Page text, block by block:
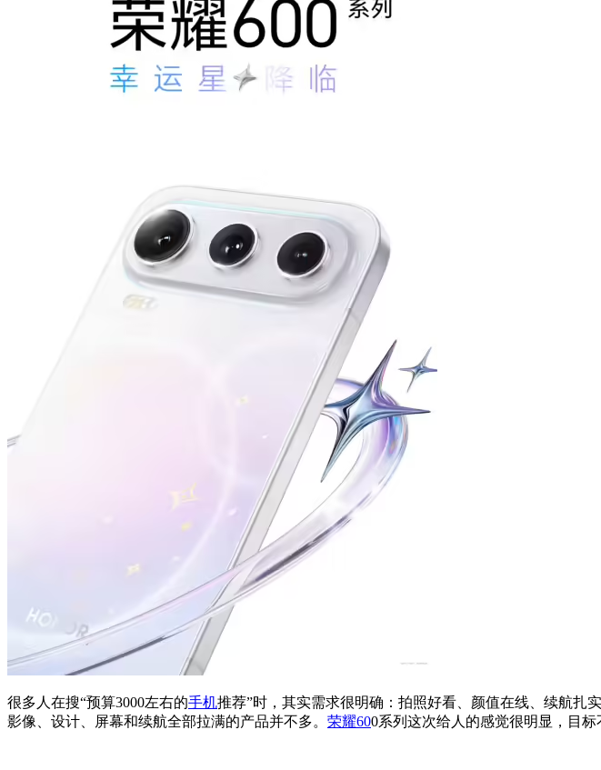
很多人在搜“预算3000左右的手机推荐”时，其实需求很明确：拍照好看、颜值在线、续航扎
影像、设计、屏幕和续航全部拉满的产品并不多。 荣耀600系列这次给人的感觉很明显，目